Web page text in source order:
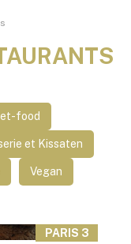
food
et Kissaten
Vegan
PARIS 3